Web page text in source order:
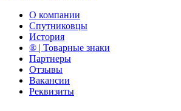
О компании
Спутниковцы
История
® | Товарные знаки
Партнеры
Отзывы
Вакансии
Реквизиты